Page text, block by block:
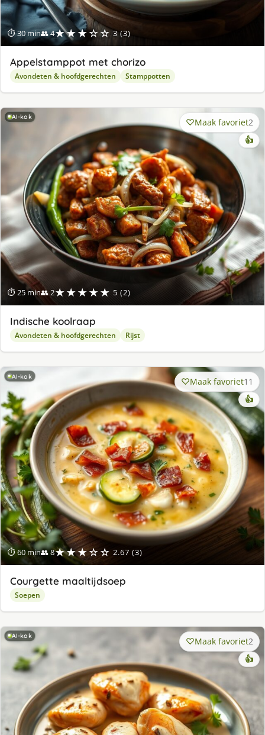
⏱ 30 min👥 4★★★☆☆ 3 (3)
Appelstamppot met chorizo
Avondeten & hoofdgerechten Stamppotten
AI-kok
⏱ 25 min👥 2★★★★★ 5 (2)
Maak favoriet2
👍
Indische koolraap
Avondeten & hoofdgerechten Rijst
AI-kok
⏱ 60 min👥 8★★★☆☆ 2.67 (3)
Maak favoriet11
👍
Courgette maaltijdsoep
Soepen
AI-kok Maak favoriet2
👍